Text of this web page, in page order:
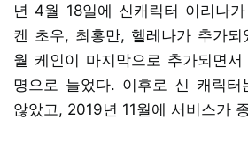
년 4월 18일에 신캐릭터 이리나
켄 초우, 최홍만, 헬레나가 추가
월 케인이 마지막으로 추가되면
명으로 늘었다. 이후로 신 캐릭
않았고, 2019년 11월에 서비스가